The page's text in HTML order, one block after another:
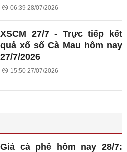
06:39 28/07/2026
XSCM 27/7 - Trực tiếp kết
quả xổ số Cà Mau hôm nay
27/7/2026
15:50 27/07/2026
Giá cà phê hôm nay 28/7: